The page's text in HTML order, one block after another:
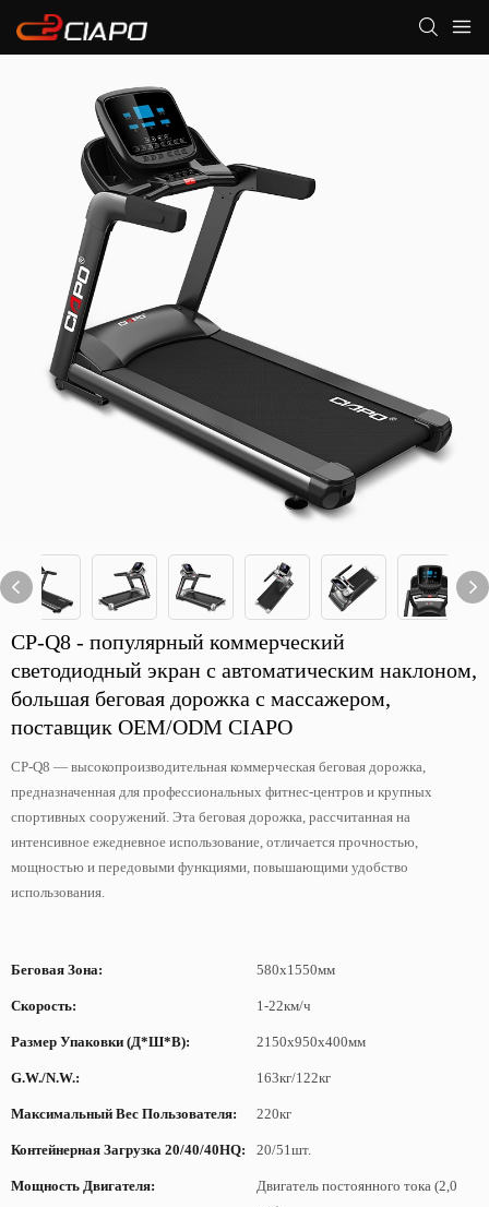
CP-Q8 - популярный коммерческий
светодиодный экран с автоматическим наклоном,
большая беговая дорожка с массажером,
поставщик OEM/ODM CIAPO
CP-Q8 — высокопроизводительная коммерческая беговая дорожка,
предназначенная для профессиональных фитнес-центров и крупных
спортивных сооружений. Эта беговая дорожка, рассчитанная на
интенсивное ежедневное использование, отличается прочностью,
мощностью и передовыми функциями, повышающими удобство
использования.
Беговая Зона: 580x1550мм
Скорость: 1-22км/ч
Размер Упаковки (Д*Ш*В): 2150x950x400мм
G.W./N.W.: 163кг/122кг
Максимальный Вес Пользователя: 220кг
Контейнерная Загрузка 20/40/40HQ: 20/51шт.
Мощность Двигателя:
Двигатель постоянного тока (2,0